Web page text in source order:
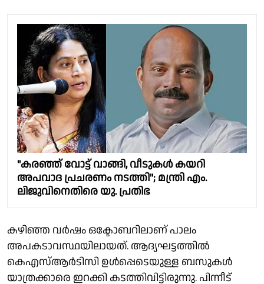
"കരഞ്ഞ് വോട്ട് വാങ്ങി, വീടുകൾ കയറി
അപവാദ പ്രചരണം നടത്തി"; മന്ത്രി എം.
ലിജുവിനെതിരെ യു. പ്രതിഭ
കഴിഞ്ഞ വർഷം ഒക്ടോബറിലാണ് പാലം
അപകടാവസ്ഥയിലായത്. ആദ്യഘട്ടത്തിൽ
കെഎസ്ആർടിസി ഉൾപ്പെടെയുള്ള ബസുകൾ
യാത്രക്കാരെ ഇറക്കി കടത്തിവിട്ടിരുന്നു. പിന്നീട്